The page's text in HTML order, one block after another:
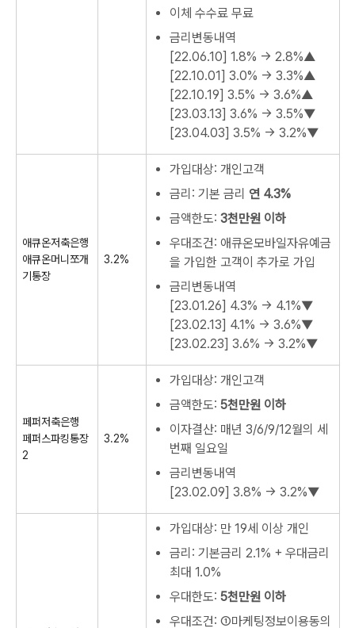
이체 수수료 무료
금리변동내역
[22.06.10] 1.8% → 2.8%▲
[22.10.01] 3.0% → 3.3%▲
[22.10.19] 3.5% → 3.6%▲
[23.03.13] 3.6% → 3.5%▼
[23.04.03] 3.5% → 3.2%▼
애큐온저축은행
애큐온머니쪼개
기통장
3.2%
가입대상: 개인고객
금리: 기본 금리 연 4.3%
금액한도: 3천만원 이하
우대조건: 애큐온모바일자유예금
을 가입한 고객이 추가로 가입
금리변동내역
[23.01.26] 4.3% → 4.1%▼
[23.02.13] 4.1% → 3.6%▼
[23.02.23] 3.6% → 3.2%▼
페퍼저축은행
페퍼스파킹통장
2
3.2%
가입대상: 개인고객
금액한도: 5천만원 이하
이자결산: 매년 3/6/9/12월의 세
번째 일요일
금리변동내역
[23.02.09] 3.8% → 3.2%▼
가입대상: 만 19세 이상 개인
금리: 기본금리 2.1% + 우대금리
최대 1.0%
우대한도: 5천만원 이하
우대조건: ①마케팅정보이용동의